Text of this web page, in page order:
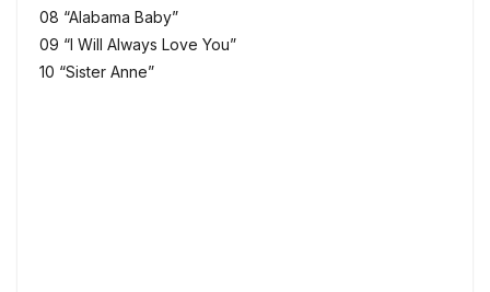
08 “Alabama Baby”
09 “I Will Always Love You”
10 “Sister Anne”